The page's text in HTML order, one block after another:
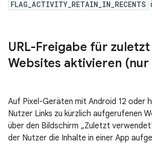
FLAG_ACTIVITY_RETAIN_IN_RECENTS
URL-Freigabe für
Websites aktivieren (nur
Auf Pixel-Geräten mit Android 12 oder
Nutzer Links zu kürzlich aufgerufenen
über den Bildschirm „Zuletzt
der Nutzer die Inhalte in einer App